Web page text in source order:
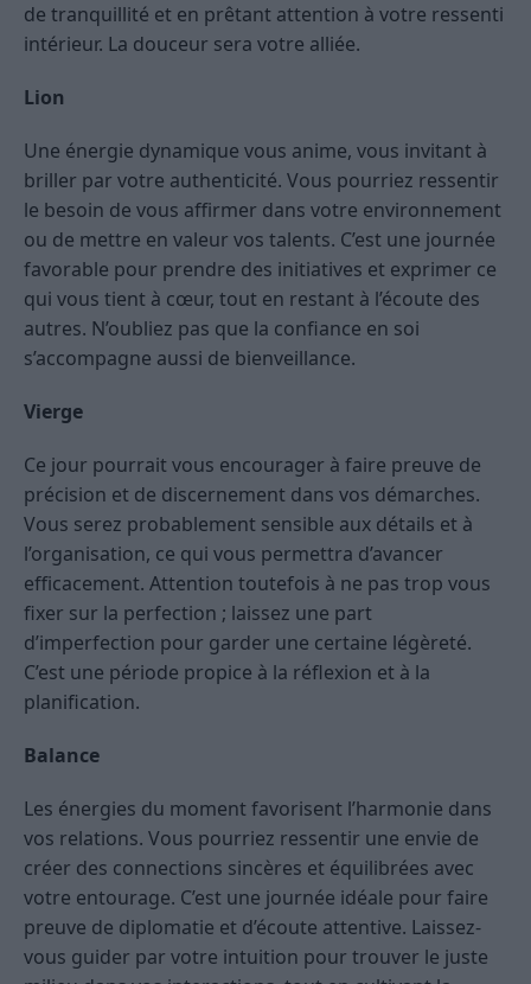
de tranquillité et en prêtant attention à votre ressenti
intérieur. La douceur sera votre alliée.
Lion
Une énergie dynamique vous anime, vous invitant à
briller par votre authenticité. Vous pourriez ressentir
le besoin de vous affirmer dans votre environnement
ou de mettre en valeur vos talents. C’est une journée
favorable pour prendre des initiatives et exprimer ce
qui vous tient à cœur, tout en restant à l’écoute des
autres. N’oubliez pas que la confiance en soi
s’accompagne aussi de bienveillance.
Vierge
Ce jour pourrait vous encourager à faire preuve de
précision et de discernement dans vos démarches.
Vous serez probablement sensible aux détails et à
l’organisation, ce qui vous permettra d’avancer
efficacement. Attention toutefois à ne pas trop vous
fixer sur la perfection ; laissez une part
d’imperfection pour garder une certaine légèreté.
C’est une période propice à la réflexion et à la
planification.
Balance
Les énergies du moment favorisent l’harmonie dans
vos relations. Vous pourriez ressentir une envie de
créer des connections sincères et équilibrées avec
votre entourage. C’est une journée idéale pour faire
preuve de diplomatie et d’écoute attentive. Laissez-
vous guider par votre intuition pour trouver le juste